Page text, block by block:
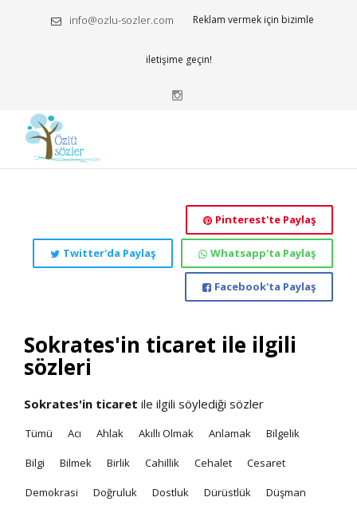
info@ozlu-sozler.com Reklam vermek için bizimle
iletişime geçin!
Pinterest'te Paylaş
Whatsapp'ta Paylaş
Twitter'da Paylaş
Facebook'ta Paylaş
Sokrates'in ticaret ile ilgili
sözleri
Sokrates'in ticaret ile ilgili söylediği sözler
Tümü Acı Ahlak Akıllı Olmak Anlamak Bilgelik
Bilgi Bilmek Birlik Cahillik Cehalet Cesaret
Demokrasi Doğruluk Dostluk Dürüstlük Düşman